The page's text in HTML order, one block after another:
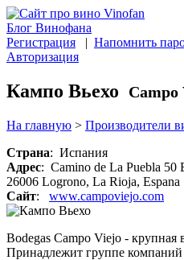
Блог Винофана
Регистрация | Напомнить
Авторизация
Кампо Вьехо Campo
На главную > Производители
Страна: Испания
Адрес: Camino de La Puebla 50
26006 Logrono, La Rioja, Espana
Сайт: www.campoviejo.com
Bodegas Campo Viejo -
Принадлежит группе компаний